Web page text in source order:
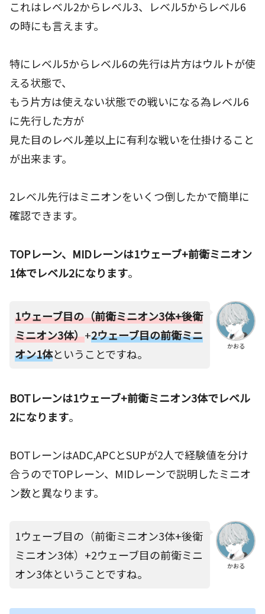
これはレベル2からレベル3、レベル5からレベル6
の時にも言えます。
特にレベル5からレベル6の先行は片方はウルトが使
える状態で、
もう片方は使えない状態での戦いになる為レベル6
に先行した方が
見た目のレベル差以上に有利な戦いを仕掛けること
が出来ます。
2レベル先行はミニオンをいくつ倒したかで簡単に
確認できます。
TOPレーン、MIDレーンは1ウェーブ+前衛ミニオン
1体でレベル2になります。
かおる
1ウェーブ目の（前衛ミニオン3体+後衛
ミニオン3体）+2ウェーブ目の前衛ミニ
オン1体ということですね。
BOTレーンは1ウェーブ+前衛ミニオン3体でレベル
2になります。
BOTレーンはADC,APCとSUPが2人で経験値を分け
合うのでTOPレーン、MIDレーンで説明したミニオ
ン数と異なります。
かおる
1ウェーブ目の（前衛ミニオン3体+後衛
ミニオン3体）+2ウェーブ目の前衛ミニ
オン3体ということですね。